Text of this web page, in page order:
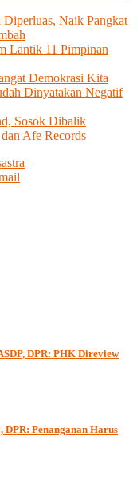
Naik Pangkat
Lantik 11 Pimpinan
Demokrasi Kita
Dinyatakan Negatif
Sosok Dibalik
Afe Records
DPR: PHK Direview
Penanganan Harus